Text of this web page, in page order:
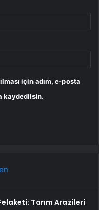
için adım, e-posta
kaydedilsin.
Tarım Arazileri